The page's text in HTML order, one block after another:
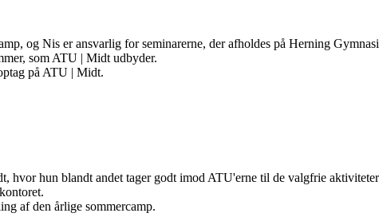
og Nis er ansvarlig for seminarerne, der afholdes på Herning
som ATU | Midt udbyder.
på ATU | Midt.
hvor hun blandt andet tager godt imod ATU'erne til de valgfrie
af den årlige sommercamp.